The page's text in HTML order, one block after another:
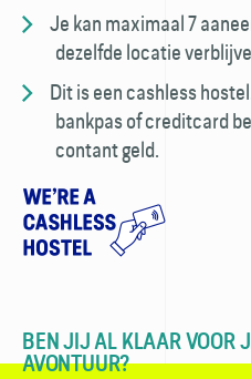
Je kan maximaal 7
dezelfde locatie
Dit is een cashless
bankpas of creditcard
contant geld.
BEN JIJ AL KLAAR VOOR
AVONTUUR?